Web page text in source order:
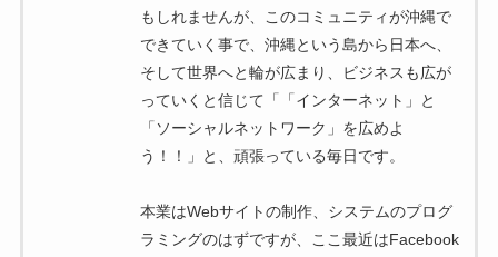
もしれませんが、このコミュニティが沖縄で
できていく事で、沖縄という島から日本へ、
そして世界へと輪が広まり、ビジネスも広が
っていくと信じて「「インターネット」と
「ソーシャルネットワーク」を広めよ
う！！」と、頑張っている毎日です。
本業はWebサイトの制作、システムのプログ
ラミングのはずですが、ここ最近はFacebook